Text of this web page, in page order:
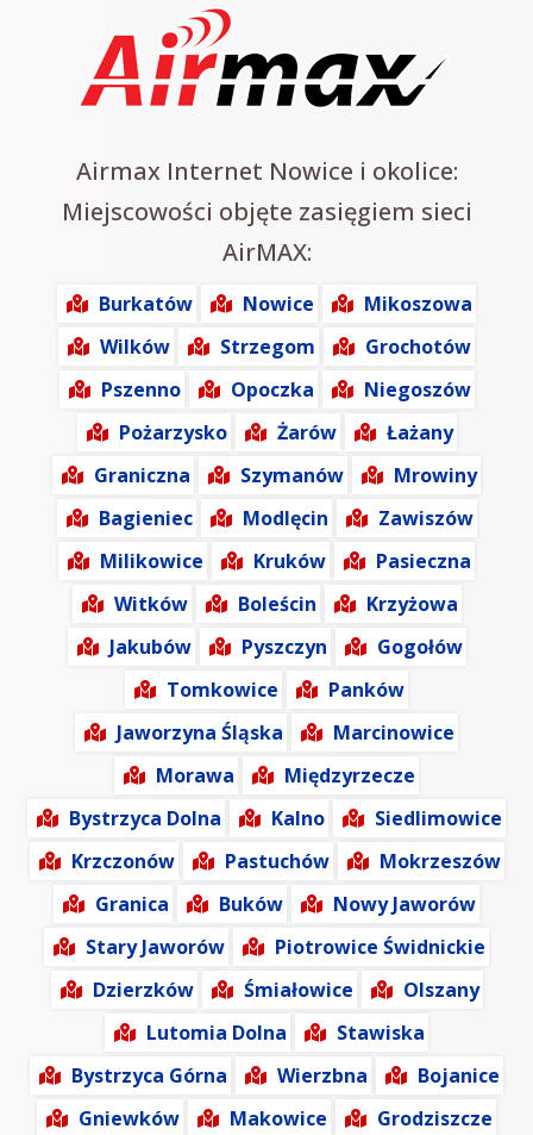
Airmax Internet Nowice i okolice:
Miejscowości objęte zasięgiem sieci
AirMAX:
Burkatów Nowice
Mikoszowa
Wilków
Strzegom
Grochotów
Pszenno
Opoczka
Niegoszów
Pożarzysko
Żarów
Łażany
Graniczna
Szymanów
Mrowiny
Bagieniec
Modlęcin
Zawiszów
Milikowice
Kruków
Pasieczna
Witków
Boleścin
Krzyżowa
Jakubów
Pyszczyn
Gogołów
Tomkowice
Panków
Jaworzyna Śląska
Marcinowice
Morawa
Międzyrzecze
Bystrzyca Dolna
Kalno
Siedlimowice
Krzczonów
Pastuchów
Mokrzeszów
Granica
Buków
Nowy Jaworów
Stary Jaworów
Piotrowice Świdnickie
Dzierzków
Śmiałowice
Olszany
Lutomia Dolna
Stawiska
Bystrzyca Górna
Wierzbna
Bojanice
Gniewków
Makowice
Grodziszcze